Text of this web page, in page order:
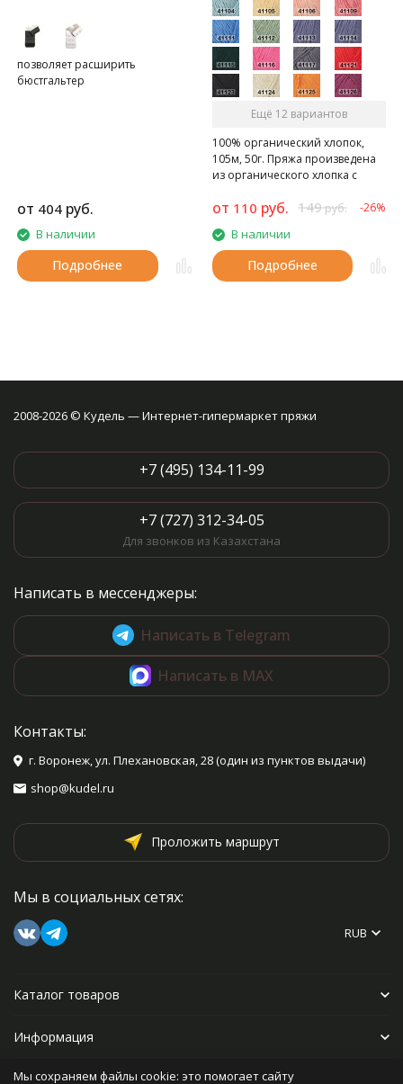
позволяет расширить
бюстгальтер
от 404 руб.
В наличии
Подробнее
Ещё 12 вариантов
100% органический хлопок,
105м, 50г. Пряжа произведена
из органического хлопка с
красителей
от 110 руб. 149руб. -26%
В наличии
Подробнее
2008-2026 © Кудель — Интернет-гипермаркет пряжи
+7 (495) 134-11-99
+7 (727) 312-34-05
Для звонков из Казахстана
Написать в мессенджеры:
Написать в Telegram
Написать в MAX
Контакты:
г. Воронеж, ул. Плехановская, 28 (один из пунктов выдачи)
shop@kudel.ru
Проложить маршрут
Мы в социальных сетях:
RUB
Каталог товаров
Информация
Прочее
Мы сохраняем файлы cookie: это помогает сайту